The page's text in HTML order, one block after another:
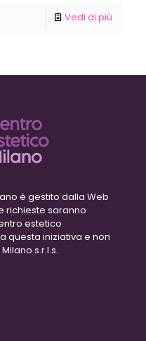
Vedi di più
è gestito dalla Web
richieste saranno
estetico
questa iniziativa e non
s.r.l.s.